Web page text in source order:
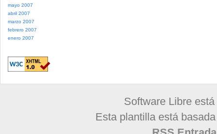
mayo 2007
abril 2007
marzo 2007
febrero 2007
enero 2007
Software Libre
Esta plantilla está